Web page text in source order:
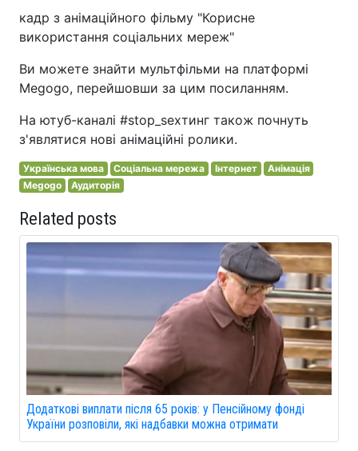
кадр з анімаційного фільму "Корисне
використання соціальних мереж"
Ви можете знайти мультфільми на платформі
Megogo, перейшовши за цим посиланням.
На ютуб-каналі #stop_sexтинг також почнуть
з'являтися нові анімаційні ролики.
Українська мова Соціальна мережа Інтернет
Анімація
Megogo
Аудиторія
Related posts
Додаткові виплати після 65 років: у Пенсійному фонді
України розповіли, які надбавки можна отримати